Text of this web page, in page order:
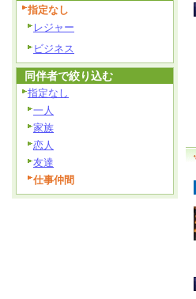
指定なし
レジャー
ビジネス
同伴者で絞り込む
指定なし
一人
家族
恋人
友達
仕事仲間